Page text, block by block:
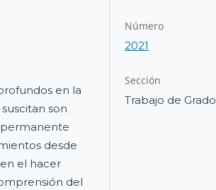
en la
son
permanente
desde
el hacer
del
Número
2021
Sección
Trabajo de Grado